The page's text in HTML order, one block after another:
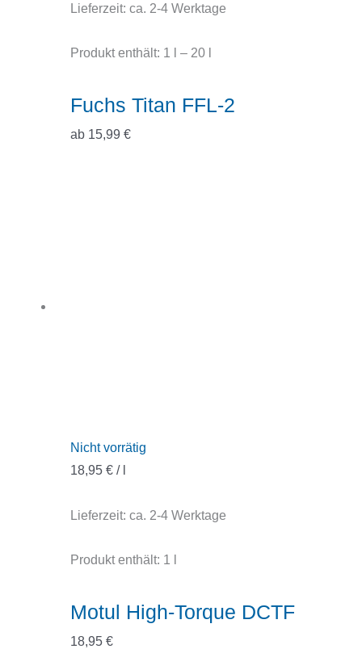
Lieferzeit: ca. 2-4 Werktage
Produkt enthält: 1 – 20
Fuchs Titan FFL-2
ab 15,99 €
Nicht vorrätig
18,95 €/
Lieferzeit: ca. 2-4 Werktage
Produkt enthält: 1
Motul High-Torque DCTF
18,95 €